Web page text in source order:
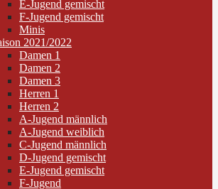
E-Jugend gemischt
F-Jugend gemischt
Minis
2021/2022
Damen 1
Damen 2
Damen 3
Herren 1
Herren 2
A-Jugend männlich
A-Jugend weiblich
C-Jugend männlich
D-Jugend gemischt
E-Jugend gemischt
F-Jugend